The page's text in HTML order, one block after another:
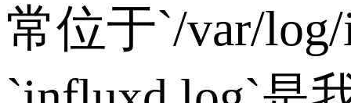
常位于`/var/